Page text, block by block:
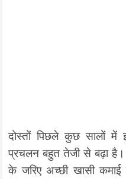
दोस्तों पिछले कुछ सालों
प्रचलन बहुत तेजी से बढ़ा है।
के जरिए अच्छी खासी